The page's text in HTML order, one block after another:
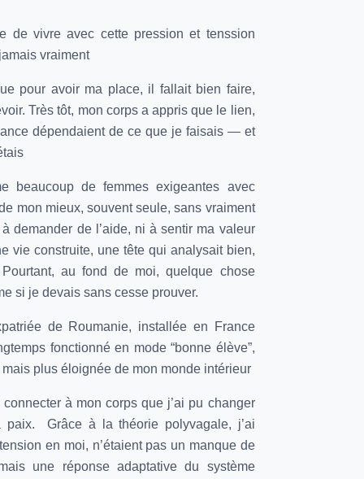
de vivre avec cette pression et tenssion
vraiment
pour avoir ma place, il fallait bien faire,
Très tôt, mon corps a appris que le lien,
dépendaient de ce que je faisais — et
beaucoup de femmes exigeantes avec
mon mieux, souvent seule, sans vraiment
demander de l’aide, ni à sentir ma valeur
vie construite, une tête qui analysait bien,
au fond de moi, quelque chose
si je devais sans cesse prouver.
de Roumanie, installée en France
fonctionné en mode “bonne élève”,
plus éloignée de mon monde intérieur
à mon corps que j’ai pu changer
paix. Grâce à la théorie polyvagale, j’ai
en moi, n’étaient pas un manque de
une réponse adaptative du système